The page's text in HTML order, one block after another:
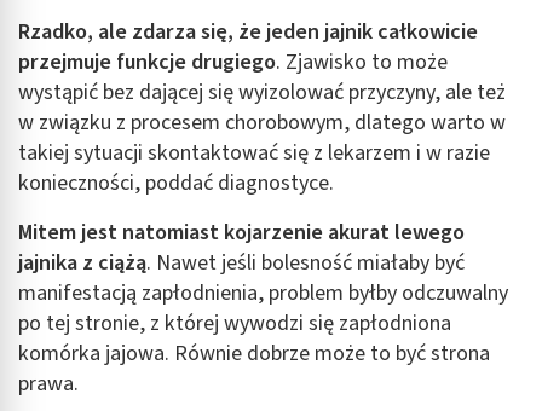
Rzadko, ale zdarza się, że jeden jajnik całkowicie
przejmuje funkcje drugiego. Zjawisko to może
wystąpić bez dającej się wyizolować przyczyny, ale też
w związku z procesem chorobowym, dlatego warto w
takiej sytuacji skontaktować się z lekarzem i w razie
konieczności, poddać diagnostyce.
Mitem jest natomiast kojarzenie akurat lewego
jajnika z ciążą. Nawet jeśli bolesność miałaby być
manifestacją zapłodnienia, problem byłby odczuwalny
po tej stronie, z której wywodzi się zapłodniona
komórka jajowa. Równie dobrze może to być strona
prawa.